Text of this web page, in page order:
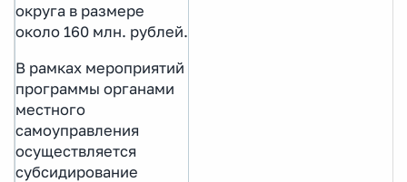
округа в размере
около 160 млн. рублей.
В рамках мероприятий
программы органами
местного
самоуправления
осуществляется
субсидирование